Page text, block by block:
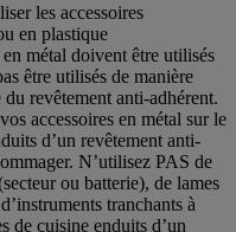
les accessoires
en plastique
métal doivent être utilisés
être utilisés de manière
revêtement anti-adhérent.
accessoires en métal sur le
d’un revêtement anti-
N’utilisez PAS de
ou batterie), de lames
tranchants à
de cuisine enduits d’un